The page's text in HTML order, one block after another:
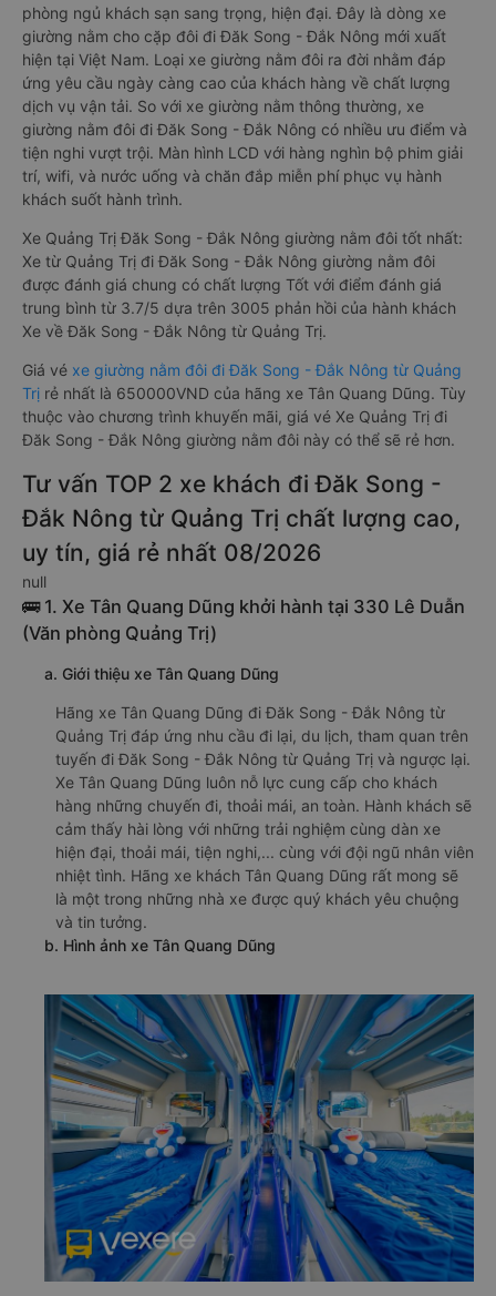
phòng ngủ khách sạn sang trọng, hiện đại. Đây là dòng xe
giường nằm cho cặp đôi đi Đăk Song - Đắk Nông mới xuất
hiện tại Việt Nam. Loại xe giường nằm đôi ra đời nhằm đáp
ứng yêu cầu ngày càng cao của khách hàng về chất lượng
dịch vụ vận tải. So với xe giường nằm thông thường, xe
giường nằm đôi đi Đăk Song - Đắk Nông có nhiều ưu điểm và
tiện nghi vượt trội. Màn hình LCD với hàng nghìn bộ phim giải
trí, wifi, và nước uống và chăn đắp miễn phí phục vụ hành
khách suốt hành trình.
Xe Quảng Trị Đăk Song - Đắk Nông giường nằm đôi tốt nhất:
Xe từ Quảng Trị đi Đăk Song - Đắk Nông giường nằm đôi
được đánh giá chung có chất lượng Tốt với điểm đánh giá
trung bình từ 3.7/5 dựa trên 3005 phản hồi của hành khách
Xe về Đăk Song - Đắk Nông từ Quảng Trị.
Giá vé xe giường nằm đôi đi Đăk Song - Đắk Nông từ Quảng
Trị rẻ nhất là 650000VND của hãng xe Tân Quang Dũng. Tùy
thuộc vào chương trình khuyến mãi, giá vé Xe Quảng Trị đi
Đăk Song - Đắk Nông giường nằm đôi này có thể sẽ rẻ hơn.
Tư vấn TOP 2 xe khách đi Đăk Song -
Đắk Nông từ Quảng Trị chất lượng cao,
uy tín, giá rẻ nhất 08/2026
null
🚌 1. Xe Tân Quang Dũng khởi hành tại 330 Lê Duẫn
(Văn phòng Quảng Trị)
a. Giới thiệu xe Tân Quang Dũng
Hãng xe Tân Quang Dũng đi Đăk Song - Đắk Nông từ
Quảng Trị đáp ứng nhu cầu đi lại, du lịch, tham quan trên
tuyến đi Đăk Song - Đắk Nông từ Quảng Trị và ngược lại.
Xe Tân Quang Dũng luôn nỗ lực cung cấp cho khách
hàng những chuyến đi, thoải mái, an toàn. Hành khách sẽ
cảm thấy hài lòng với những trải nghiệm cùng dàn xe
hiện đại, thoải mái, tiện nghi,... cùng với đội ngũ nhân viên
nhiệt tình. Hãng xe khách Tân Quang Dũng rất mong sẽ
là một trong những nhà xe được quý khách yêu chuộng
và tin tưởng.
b. Hình ảnh xe Tân Quang Dũng